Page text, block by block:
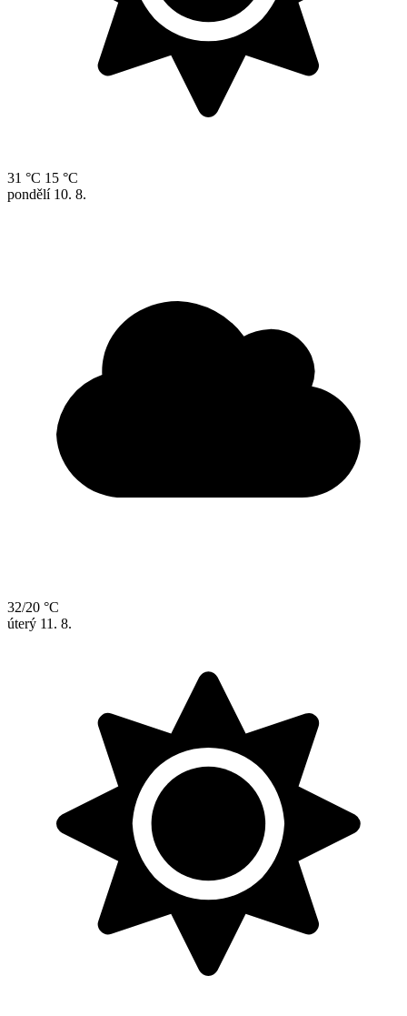
31 °C 15 °C
pondělí 10. 8.
32/20 °C
úterý 11. 8.